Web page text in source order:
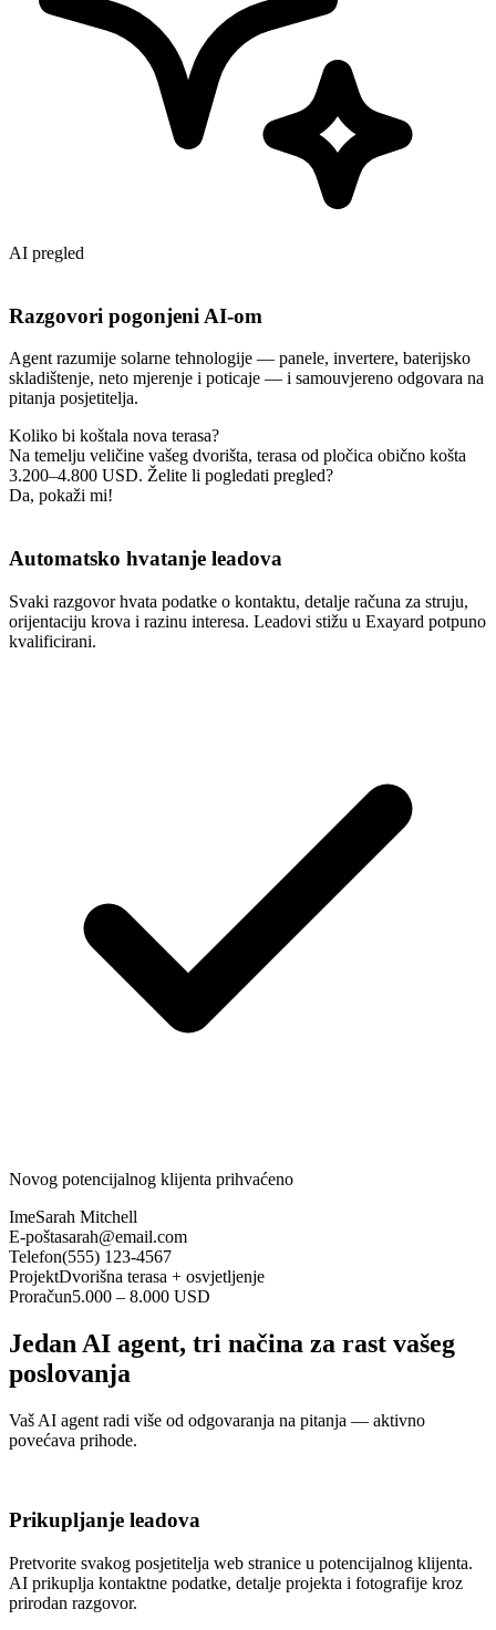
AI pregled
Razgovori pogonjeni AI-om
Agent razumije solarne tehnologije — panele, invertere, baterijsko
skladištenje, neto mjerenje i poticaje — i samouvjereno odgovara na
pitanja posjetitelja.
Koliko bi koštala nova terasa?
Na temelju veličine vašeg dvorišta, terasa od pločica obično košta
3.200–4.800 USD. Želite li pogledati pregled?
Da, pokaži mi!
Automatsko hvatanje leadova
Svaki razgovor hvata podatke o kontaktu, detalje računa za struju,
orijentaciju krova i razinu interesa. Leadovi stižu u Exayard potpuno
kvalificirani.
Novog potencijalnog klijenta prihvaćeno
ImeSarah Mitchell
E-poštasarah@email.com
Telefon(555) 123-4567
ProjektDvorišna terasa + osvjetljenje
Proračun5.000 – 8.000 USD
Jedan AI agent, tri načina za rast vašeg
poslovanja
Vaš AI agent radi više od odgovaranja na pitanja — aktivno
povećava prihode.
Prikupljanje leadova
Pretvorite svakog posjetitelja web stranice u potencijalnog klijenta.
AI prikuplja kontaktne podatke, detalje projekta i fotografije kroz
prirodan razgovor.